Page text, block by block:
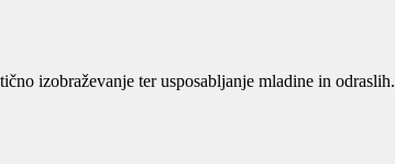
izobraževanje ter usposabljanje mladine in odraslih.